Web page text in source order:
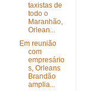
taxistas de
todo o
Maranhão,
Orlean...
Em reunião
com
empresário
s, Orleans
Brandão
amplia...